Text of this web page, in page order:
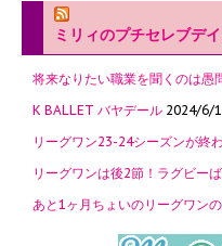
ミリィのプチセレブデ
将来なりたい職業を聞くのは愚
K BALLET バヤデール 2024/6/
リーグワン23-24シーズンが終
リーグワンは後2節！ラグビー
あと1ヶ月ちょいのリーグワン